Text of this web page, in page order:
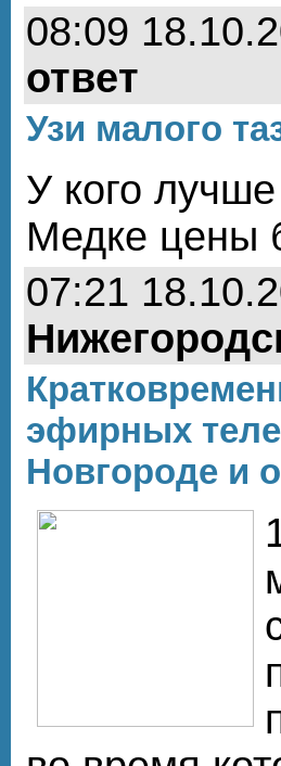
08:09
ответ
Узи малого
У кого
Медке цены
07:21
эфирных
Новгороде и